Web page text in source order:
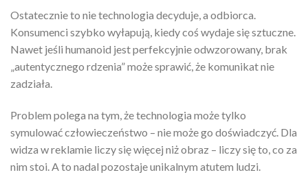
Ostatecznie to nie technologia decyduje, a odbiorca.
Konsumenci szybko wyłapują, kiedy coś wydaje się sztuczne.
Nawet jeśli humanoid jest perfekcyjnie odwzorowany, brak
„autentycznego rdzenia” może sprawić, że komunikat nie
zadziała.
Problem polega na tym, że technologia może tylko
symulować człowieczeństwo – nie może go doświadczyć. Dla
widza w reklamie liczy się więcej niż obraz – liczy się to, co za
nim stoi. A to nadal pozostaje unikalnym atutem ludzi.